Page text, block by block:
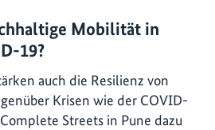
Mobilität in
19?
auch die Resilienz von
Krisen wie der COVID-
Streets in Pune dazu